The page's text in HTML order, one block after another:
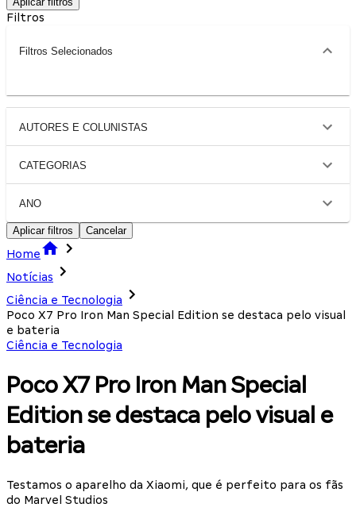
Filtros
Filtros Selecionados
AUTORES E COLUNISTAS
CATEGORIAS
ANO
Aplicar filtros Cancelar
Home
Notícias
Ciência e Tecnologia
Poco X7 Pro Iron Man Special Edition se destaca pelo visual
e bateria
Ciência e Tecnologia
Poco X7 Pro Iron Man Special
Edition se destaca pelo visual e
bateria
Testamos o aparelho da Xiaomi, que é perfeito para os fãs
do Marvel Studios